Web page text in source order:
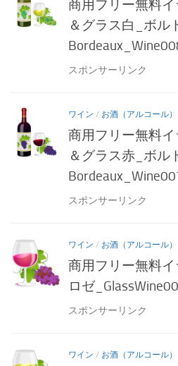
商用フリー無料
＆グラス白_ボル
スポンサーリンク
ワイン / お酒（アルコール）
商用フリー無料
＆グラス赤_ボル
スポンサーリンク
ワイン / お酒（アルコール）
商用フリー無料
ロゼ
スポンサーリンク
ワイン / お酒（アルコール）